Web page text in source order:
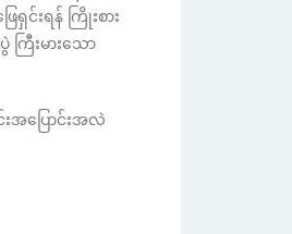
ရှင်းရန် ကြိုးစား
ြီးမားသော
အပြောင်းအလဲ